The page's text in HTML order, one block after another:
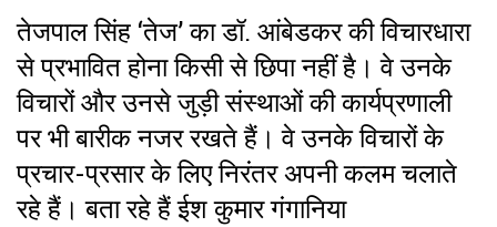
तेजपाल सिंह ‘तेज’ का डॉ. आंबेडकर की विचारधारा
से प्रभावित होना किसी से छिपा नहीं है। वे उनके
विचारों और उनसे जुड़ी संस्‍थाओं की कार्यप्रणाली
पर भी बारीक नजर रखते हैं। वे उनके विचारों के
प्रचार-प्रसार के लिए निरंतर अपनी कलम चलाते
रहे हैं। बता रहे हैं ईश कुमार गंगानिया